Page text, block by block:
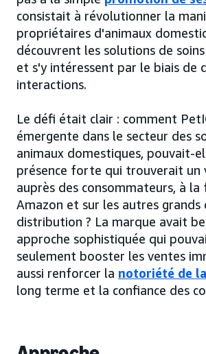
consistait à révolutionner la
propriétaires d'animaux
découvrent les solutions de
et s'y intéressent par le biais de
interactions.
Le défi était clair : comment
émergente dans le secteur des
animaux domestiques, pouvait-
présence forte qui trouverait un
auprès des consommateurs, à la
Amazon et sur les autres grands
distribution ? La marque avait
approche sophistiquée qui
seulement booster les ventes
aussi renforcer la notoriété de
long terme et la confiance des